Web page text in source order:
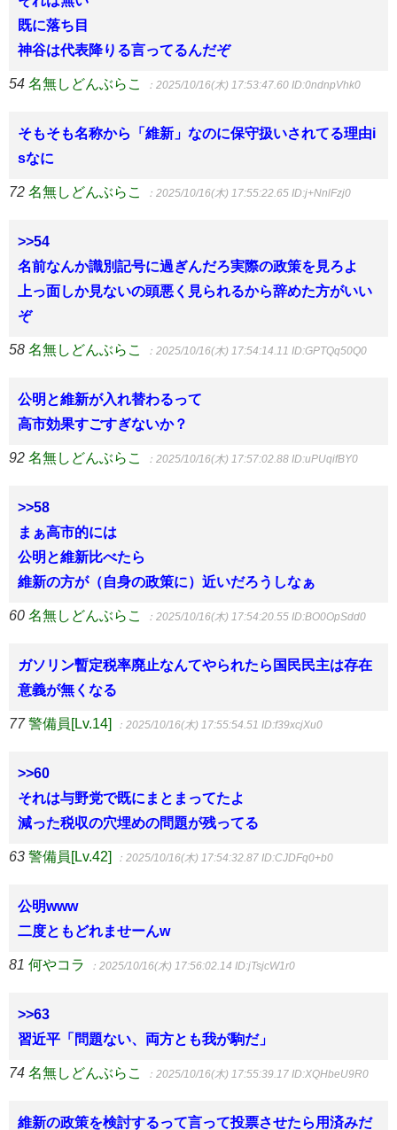
既に落ち目
神谷は代表降りる言ってるんだぞ
54 名無しどんぶらこ ：2025/10/16(木) 17:53:47.60 ID:0ndnpVhk0
そもそも名称から「維新」なのに保守扱いされてる理由i
sなに
72 名無しどんぶらこ ：2025/10/16(木) 17:55:22.65 ID:j+NnlFzj0
>>54
名前なんか識別記号に過ぎんだろ実際の政策を見ろよ
上っ面しか見ないの頭悪く見られるから辞めた方がいい
ぞ
58 名無しどんぶらこ ：2025/10/16(木) 17:54:14.11 ID:GPTQq50Q0
公明と維新が入れ替わるって
高市効果すごすぎないか？
92 名無しどんぶらこ ：2025/10/16(木) 17:57:02.88 ID:uPUqifBY0
>>58
まぁ高市的には
公明と維新比べたら
維新の方が（自身の政策に）近いだろうしなぁ
60 名無しどんぶらこ ：2025/10/16(木) 17:54:20.55 ID:BO0OpSdd0
ガソリン暫定税率廃止なんてやられたら国民民主は存在
意義が無くなる
77 警備員[Lv.14] ：2025/10/16(木) 17:55:54.51 ID:f39xcjXu0
>>60
それは与野党で既にまとまってたよ
減った税収の穴埋めの問題が残ってる
63 警備員[Lv.42] ：2025/10/16(木) 17:54:32.87 ID:CJDFq0+b0
公明www
二度ともどれませーんw
81 何やコラ ：2025/10/16(木) 17:56:02.14 ID:jTsjcW1r0
>>63
習近平「問題ない、両方とも我が駒だ」
74 名無しどんぶらこ ：2025/10/16(木) 17:55:39.17 ID:XQHbeU9R0
維新の政策を検討するって言って投票させたら用済みだ